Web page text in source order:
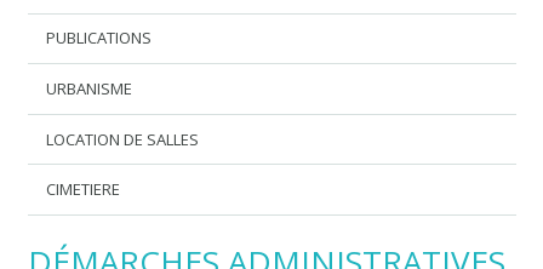
PUBLICATIONS
URBANISME
LOCATION DE SALLES
CIMETIERE